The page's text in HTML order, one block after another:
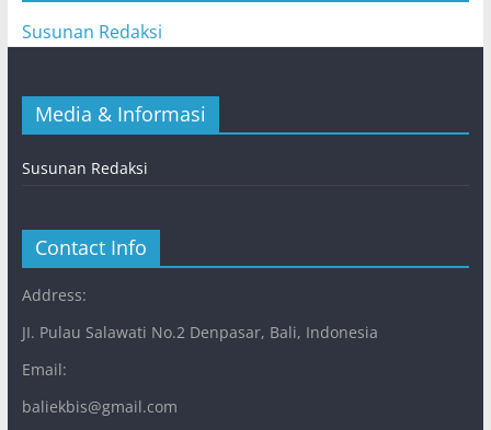
Susunan Redaksi
Media & Informasi
Susunan Redaksi
Contact Info
Address:
JI. Pulau Salawati No.2 Denpasar, Bali, Indonesia
Email:
baliekbis@gmail.com